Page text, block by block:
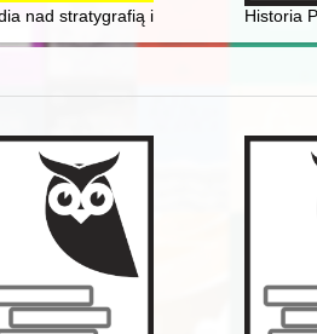
: Paryż - Pyeongchang 1924-2018
nad stratygrafią i poziomami Historia